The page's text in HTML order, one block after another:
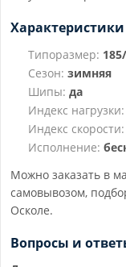
Характеристики
Типоразмер:
Сезон: зимняя
Шипы: да
Индекс нагрузки:
Индекс скорости:
Исполнение:
Можно заказать в
самовывозом,
Осколе.
Вопросы и